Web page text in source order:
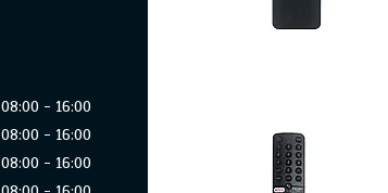
08:00
16:00
08:00
16:00
08:00
16:00